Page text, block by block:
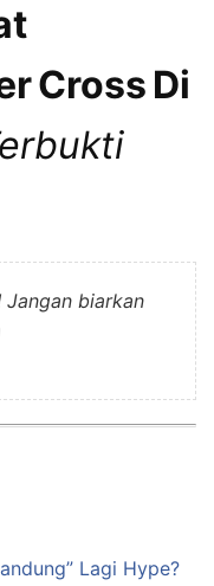
Cross Di
biarkan
Lagi Hype?